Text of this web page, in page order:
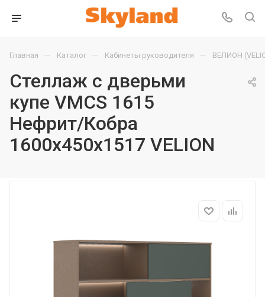
Главная — Каталог — Кабинеты руководителя — ВЕЛИОН
Стеллаж с дверьми
купе VMCS 1615
Нефрит/Кобра
1600х450х1517 VELION